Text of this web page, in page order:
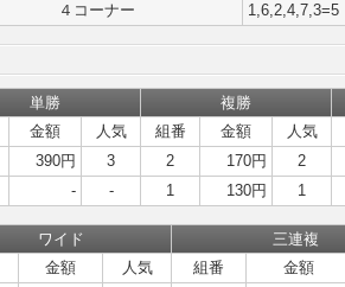
４コーナー
1,6,2,4,7,3=5
単勝 複勝
金額 人気 組番 金額 人気
390円 3 2 170円 2
- - 1 130円 1
ワイド 三連複
金額 人気 組番 金額